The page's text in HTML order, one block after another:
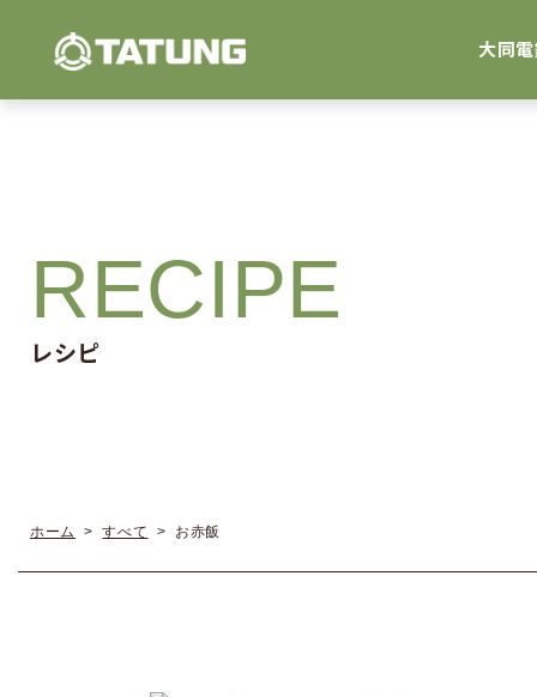
大同
RECIPE
レシピ
ホーム >すべて > お赤飯